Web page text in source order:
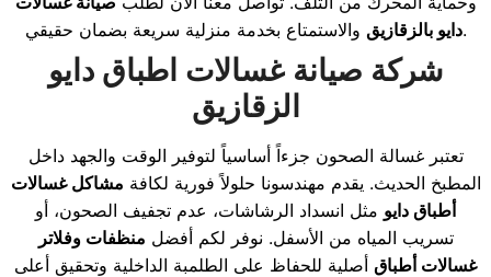
دايو بالزقازيقوالاستمتاع بخدمة منزلية سريعة بضمان حقيقي.
شركة صيانة غسالات اطباق دايو
الزقازيق
تعتبر غسالة الصحون جزءاً أساسياً لتوفير الوقت والجهد داخل
المطبخ الحديث. يقدم مهندسونا حلولاً فورية لكافة مشاكل غسالات
أطباق دايو مثل انسداد الرشاشات، عدم تجفيف الصحون، أو
تسريب المياه من الأسفل. نوفر لكم أفضل منظفات وفلاتر
غسالات أطباق أصلية للحفاظ على الطلمبة الداخلية وتحقيق أعلى